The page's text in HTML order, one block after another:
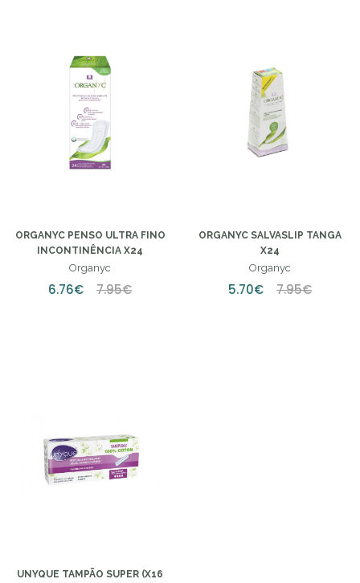
ORGANYC PENSO ULTRA FINO
INCONTINÊNCIA X24
Organyc
6.76€ 7.95€
ORGANYC SALVASLIP TANGA
X24
Organyc
5.70€ 7.95€
UNYQUE TAMPÃO SUPER (X16